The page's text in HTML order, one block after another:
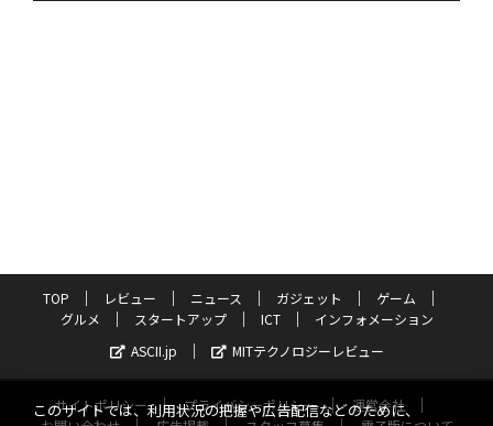
TOP レビュー ニュース ガジェット
ゲーム
グルメ
スタートアップ ICT
インフォメーション
ASCII.jp
MITテクノロジーレビュー
サイトポリシー プライバシーポリシー
運営会社
このサイトでは、利用状況の把握や広告配信などのために、